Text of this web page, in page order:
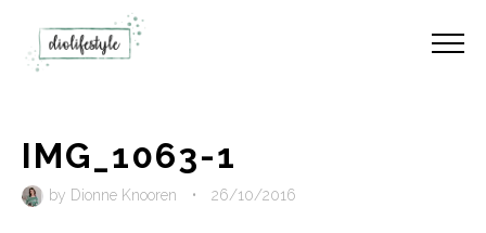
IMG_1063-1
by Dionne Knooren • 26/10/2016